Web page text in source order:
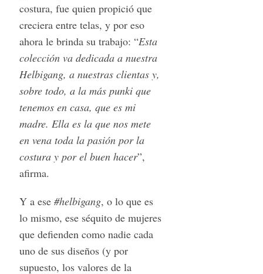
costura, fue quien propició que
creciera entre telas, y por eso
ahora le brinda su trabajo: “Esta
colección va dedicada a nuestra
Helbigang, a nuestras clientas y,
sobre todo, a la más punki que
tenemos en casa, que es mi
madre. Ella es la que nos mete
en vena toda la pasión por la
costura y por el buen hacer”,
afirma.
Y a ese #helbigang, o lo que es
lo mismo, ese séquito de mujeres
que defienden como nadie cada
uno de sus diseños (y por
supuesto, los valores de la